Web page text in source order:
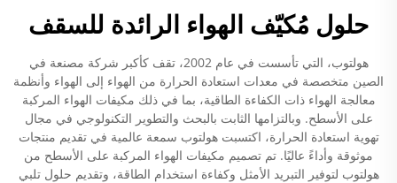
حلول مُكيّف الهواء الرائدة للسقف
هولتوب، التي تأسست في عام 2002، تقف كأكبر شركة مصنعة في
الصين متخصصة في معدات استعادة الحرارة من الهواء إلى الهواء وأنظمة
معالجة الهواء ذات الكفاءة الطاقية، بما في ذلك مكيفات الهواء المركبة
على الأسطح. وبالتزامها الثابت بالبحث والتطوير التكنولوجي في مجال
تهوية استعادة الحرارة، اكتسبت هولتوب سمعة عالمية في تقديم منتجات
موثوقة وأداءً عاليًا. تم تصميم مكيفات الهواء المركبة على الأسطح من
هولتوب لتوفير التبريد الأمثل وكفاءة استخدام الطاقة، وتقديم حلول تلبي